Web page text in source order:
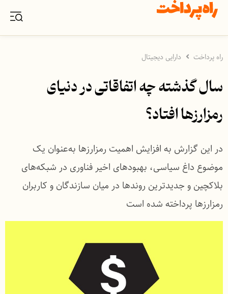
راه پرداخت دارایی دیجیتال
سال گذشته چه اتفاقاتی در دنیای
رمزارزها افتاد؟
در این گزارش به افزایش اهمیت رمزارزها به‌عنوان یک
موضوع داغ سیاسی، بهبودهای اخیر فناوری در شبکه‌های
بلاکچین و جدیدترین روندها در میان سازندگان و کاربران
رمزارزها پرداخته شده است